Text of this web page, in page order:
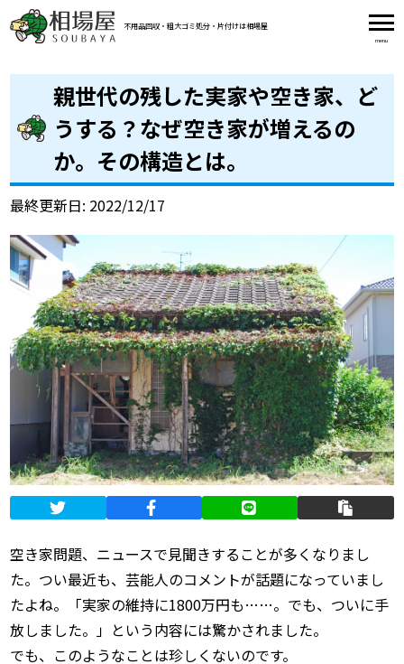
不用品回収・粗大ゴミ処分・片付けは相場屋
親世代の残した実家や空き家、ど
うする？なぜ空き家が増えるの
か。その構造とは。
最終更新日: 2022/12/17
空き家問題、ニュースで見聞きすることが多くなりまし
た。つい最近も、芸能人のコメントが話題になっていまし
たよね。「実家の維持に1800万円も……。でも、ついに手
放しました。」という内容には驚かされました。
でも、このようなことは珍しくないのです。